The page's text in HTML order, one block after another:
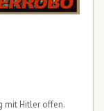
mit Hitler offen.